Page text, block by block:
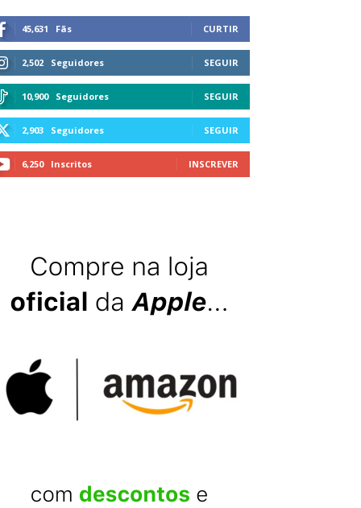
45,631 Fãs CURTIR
2,502 Seguidores SEGUIR
10,900 Seguidores SEGUIR
2,903 Seguidores SEGUIR
6,250 Inscritos INSCREVER